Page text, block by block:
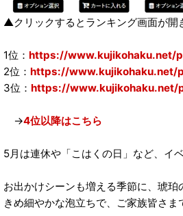
▲クリックするとランキング画面が開
1位： https://www.kujikohaku.net/
2位： https://www.kujikohaku.net/
3位： https://www.kujikohaku.net/
→4位以降はこちら
5月は連休や「こはくの日」など、イ
お出かけシーンも増える季節に、琥珀
きめ細やかな泡立ちで、ご家族皆さま